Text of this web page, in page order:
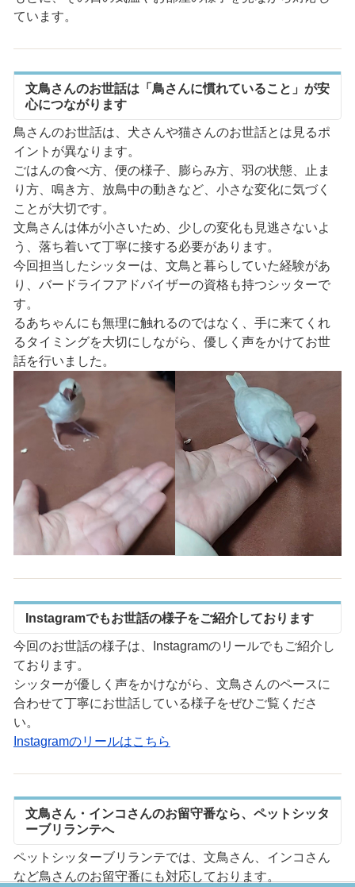
ています。
文鳥さんのお世話は「鳥さんに慣れていること」が安
心につながります
鳥さんのお世話は、犬さんや猫さんのお世話とは見るポ
イントが異なります。
ごはんの食べ方、便の様子、膨らみ方、羽の状態、止ま
り方、鳴き方、放鳥中の動きなど、小さな変化に気づく
ことが大切です。
文鳥さんは体が小さいため、少しの変化も見逃さないよ
う、落ち着いて丁寧に接する必要があります。
今回担当したシッターは、文鳥と暮らしていた経験があ
り、バードライフアドバイザーの資格も持つシッターで
す。
るあちゃんにも無理に触れるのではなく、手に来てくれ
るタイミングを大切にしながら、優しく声をかけてお世
話を行いました。
Instagramでもお世話の様子をご紹介しております
今回のお世話の様子は、Instagramのリールでもご紹介し
ております。
シッターが優しく声をかけながら、文鳥さんのペースに
合わせて丁寧にお世話している様子をぜひご覧くださ
い。
Instagramのリールはこちら
文鳥さん・インコさんのお留守番なら、ペットシッタ
ーブリランテへ
ペットシッターブリランテでは、文鳥さん、インコさん
など鳥さんのお留守番にも対応しております。